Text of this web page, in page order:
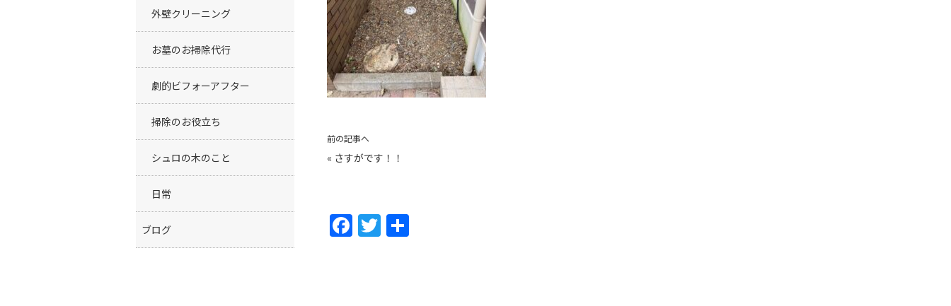
前の記事へ
« さすがです！！
F T
外壁クリーニング
お墓のお掃除代行
劇的ビフォーアフター
掃除のお役立ち
シュロの木のこと
日常
ブログ